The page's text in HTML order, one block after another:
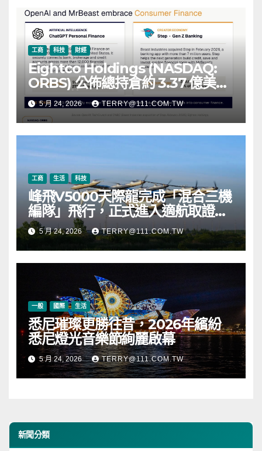
工商 科技 財經
Eightco Holdings (NASDAQ:
ORBS) 公佈總持倉約 3.37 億美
元，涵蓋 OpenAI、Beast
Industries、超過 11,000 枚以太
幣 (ETH) 及逾 2.83 億枚 WLD 代
5 月 24, 2026 TERRY@111.COM.TW
工商 生活 科技
峰飛V5000天際龍完成「混合三機
編隊」飛行，正式進入適航取證階
段5 月 24, 2026 TERRY@111.COM.TW
一般 國際 生活
悉尼璀璨更勝往昔，2026年繽紛
悉尼燈光音樂節絢麗啟幕
5 月 24, 2026 TERRY@111.COM.TW
新聞分類